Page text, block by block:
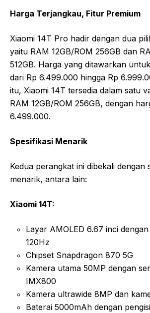
Harga Terjangkau, Fitur Premium
Xiaomi 14T Pro hadir dengan dua
yaitu RAM 12GB/ROM 256GB dan
512GB. Harga yang ditawarkan
dari Rp 6.499.000 hingga Rp
itu, Xiaomi 14T tersedia dalam satu
RAM 12GB/ROM 256GB, dengan
6.499.000.
Spesifikasi Menarik
Kedua perangkat ini dibekali dengan
menarik, antara lain:
Xiaomi 14T:
Layar AMOLED 6.67 inci
120Hz
Chipset Snapdragon 870 5G
Kamera utama 50MP dengan
IMX800
Kamera ultrawide 8MP dan
Baterai 5000mAh dengan